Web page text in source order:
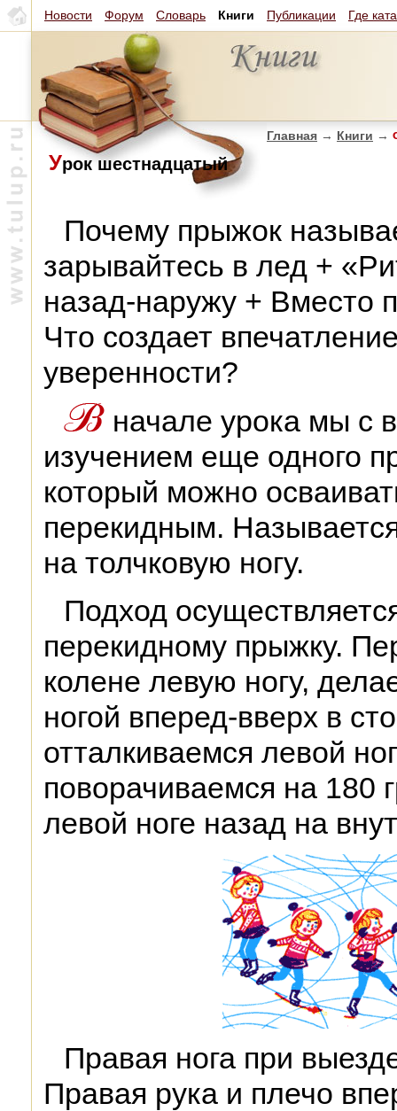
Новости Форум Словарь Книги Публикации Где
Главная → Книги →
Урок шестнадцатый
Почему прыжок
зарывайтесь в лед +
назад-наружу + Вместо
Что создает
уверенности?
начале урока мы с
изучением еще одного
который можно
перекидным.
на толчковую ногу.
Подход
перекидному прыжку.
колене левую ногу,
ногой вперед-вверх в
отталкиваемся левой
поворачиваемся на 180
левой ноге назад на
Правая нога при
Правая рука и плечо